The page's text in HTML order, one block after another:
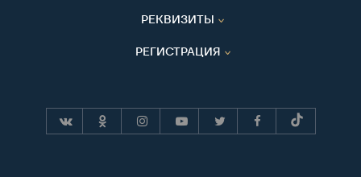
РЕКВИЗИТЫ
РЕГИСТРАЦИЯ